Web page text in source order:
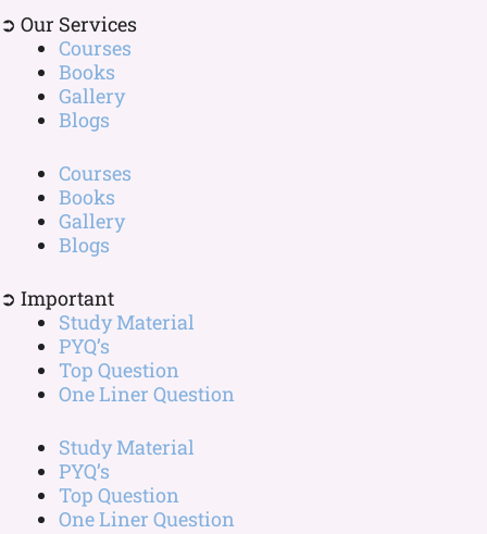
➲ Our Services
Courses
Books
Gallery
Blogs
Courses
Books
Gallery
Blogs
➲ Important
Study Material
PYQ’s
Top Question
One Liner Question
Study Material
PYQ’s
Top Question
One Liner Question